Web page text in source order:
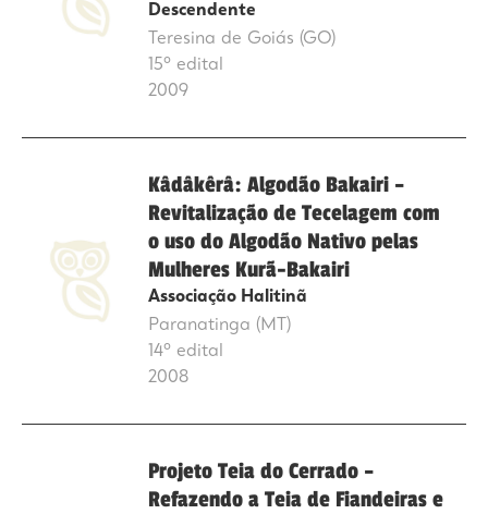
Descendente
Teresina de Goiás (GO)
15º edital
2009
Kâdâkêrâ: Algodão Bakairi –
Revitalização de Tecelagem com
o uso do Algodão Nativo pelas
Mulheres Kurã-Bakairi
Associação Halitinã
Paranatinga (MT)
14º edital
2008
Projeto Teia do Cerrado –
Refazendo a Teia de Fiandeiras e